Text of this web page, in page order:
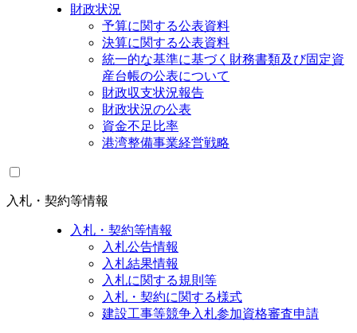
財政状況
予算に関する公表資料
決算に関する公表資料
統一的な基準に基づく財務書類及び固定資
産台帳の公表について
財政収支状況報告
財政状況の公表
資金不足比率
港湾整備事業経営戦略
入札・契約等情報
入札・契約等情報
入札公告情報
入札結果情報
入札に関する規則等
入札・契約に関する様式
建設工事等競争入札参加資格審査申請